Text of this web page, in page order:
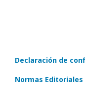
Declaración de
Normas Editoriales